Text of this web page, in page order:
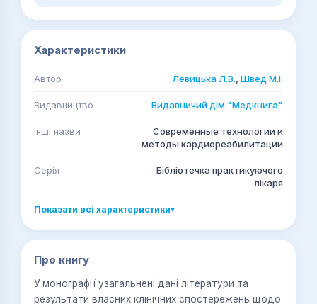
Характеристики
Автор Левицька Л.В. Швед М.І.
Видавництво Видавничий дім "Медкнига"
Інші назви
Современные технологии и
методы кардиореабилитации
Серія
Бібліотечка практикуючого
лікаря
Показати всі характеристики▾
Про книгу
У монографії узагальнені дані літератури та
результати власних клінічних спостережень щодо